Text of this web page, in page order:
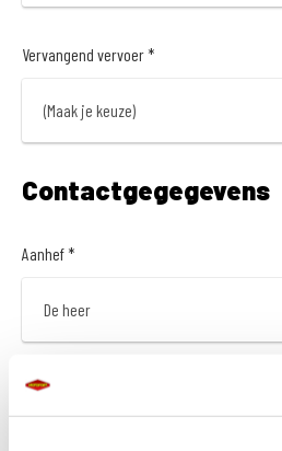
Vervangend vervoer *
Contactgegegevens
Aanhef *
Voor- en achternaam *